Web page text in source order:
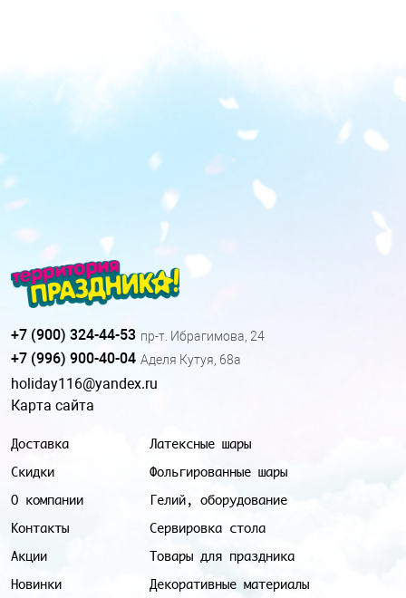
Доставка
Скидки
О компании
Контакты
Акции
Новинки
Латексные шары
Фольгированные шары
Гелий, оборудование
Сервировка стола
Товары для праздника
Декоративные материалы
+7 (900) 324-44-53 пр-т. Ибрагимова, 24
+7 (996) 900-40-04 Аделя Кутуя, 68а
holiday116@yandex.ru
Карта сайта